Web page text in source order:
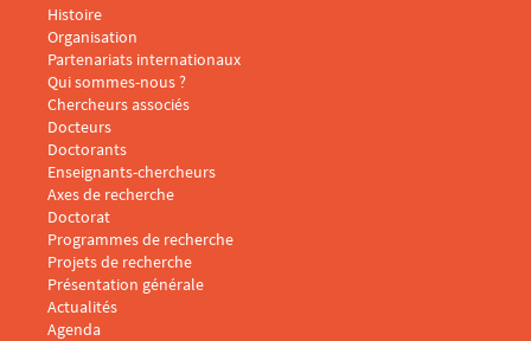
Menu footer CARISM 1
Histoire
Organisation
Partenariats internationaux
Qui sommes-nous ?
Menu footer CARISM 2
Chercheurs associés
Docteurs
Doctorants
Enseignants-chercheurs
Menu footer CARISM 3
Axes de recherche
Doctorat
Programmes de recherche
Projets de recherche
Présentation générale
Menu footer CARISM 4
Actualités
Agenda